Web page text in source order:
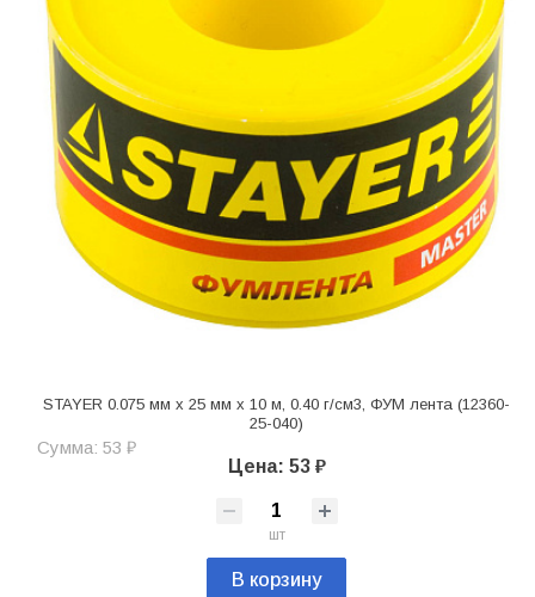
STAYER 0.075 мм х 25 мм х 10 м, 0.40 г/см3, ФУМ лента (12360-
25-040)
Сумма: 53 ₽
Цена: 53 ₽
шт
В корзину